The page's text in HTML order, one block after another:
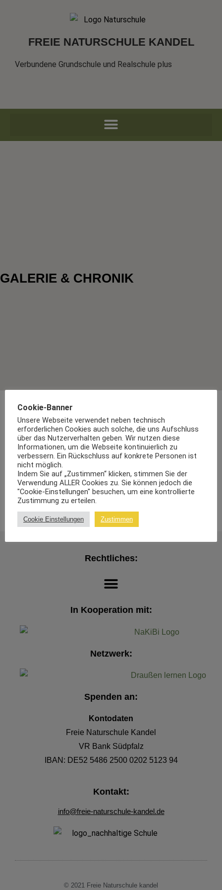
FREIE NATURSCHULE KANDEL
Verbundene Grundschule und Realschule plus
GALERIE & CHRONIK
Rechtliches:
In Kooperation mit:
Netzwerk:
Spenden an:
Kontodaten
Freie Naturschule Kandel
VR Bank Südpfalz
IBAN: DE52 5486 25000202 5123 94
Kontakt:
info@freie-naturschule-kandel.de
© 2021 Freie Naturschule kandel
Cookie-Banner
Unsere Webseite verwendet neben technisch
erforderlichen Cookies auch solche, die uns Aufschluss
über das Nutzerverhalten geben. Wir nutzen diese
Informationen, um die Webseite kontinuierlich zu
verbessern. Ein Rückschluss auf konkrete Personen ist
nicht möglich.
Indem Sie auf „Zustimmen“ klicken, stimmen Sie der
Verwendung ALLER Cookies zu. Sie können jedoch die
"Cookie-Einstellungen" besuchen, um eine kontrollierte
Zustimmung zu erteilen.
Cookie Einstellungen Zustimmen